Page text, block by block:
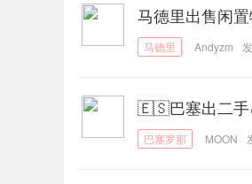
马德里出售闲
Andyzm
🇪🇸巴塞出二手
MOON